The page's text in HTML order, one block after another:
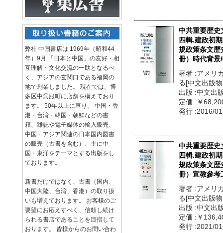
中共重要歴史
四輯.建政初
規政策条文歴
冊）時代背景
著者 :アメリ
る[中文出版
出版 :中文出
定価 :￥
発行 :2016/01
中共重要歴史
四輯.建政初
規政策条文歴
冊）宣教參考
著者 :アメリ
る[中文出版
出版 :中文出
定価 :￥
発行 :2021/01
弊社 中国書店は 1969年（昭和44
年）9月 「日本と中国」の友好・相
互理解・文化交流の一助となるべ
く、アジアの玄関口である福岡の
地で創業しました。 現在では、博
多区中呉服町に店舗を構えており
ます。 50年以上に亘り、 中国・香
港・台湾・韓国・朝鮮などの書
籍、雑誌や電子媒体の輸入販売、
中国・アジア関連の日本国内図書
の販売（古書を含む）、主に中
国・東洋をテーマとする出版をし
ております。
新書だけではなく、古書（国内、
中国大陸、台湾、香港）の取り扱
いも増えております。 お客様のご
要望にお応えすべく、信頼し続け
られる書店であることを目指して
おります。 皆様からのお問い合わ